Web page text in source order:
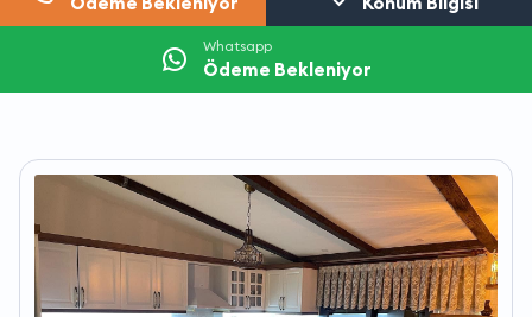
Whatsapp
Ödeme Bekleniyor